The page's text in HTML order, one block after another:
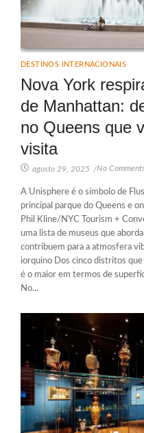
DESTINOS INTERNACIONAIS
Nova York
de Manhattan:
no Queens que
visita
agosto 29, 2025 /No Comments
A Unisphere é o símbolo de
principal parque do Queens e
Phil Kline/NYC Tourism +
uma lista de museus que
contribuem para a atmosfera
iorquino Dos cinco distritos
é o maior em termos de
No...